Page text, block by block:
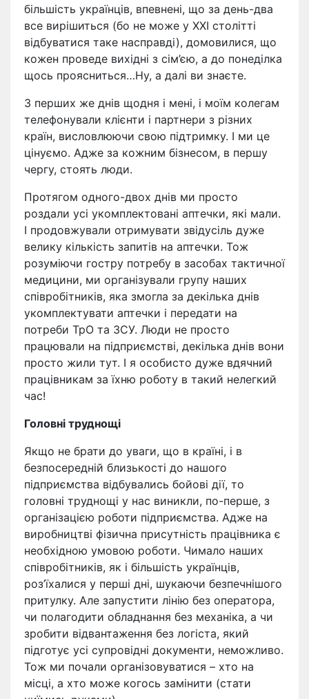
більшість українців, впевнені, що за день-два
все вирішиться (бо не може у ХХІ столітті
відбуватися таке насправді), домовилися, що
кожен проведе вихідні з сім’єю, а до понеділка
щось проясниться…Ну, а далі ви знаєте.
З перших же днів щодня і мені, і моїм колегам
телефонували клієнти і партнери з різних
країн, висловлюючи свою підтримку. І ми це
цінуємо. Адже за кожним бізнесом, в першу
чергу, стоять люди.
Протягом одного-двох днів ми просто
роздали усі укомплектовані аптечки, які мали.
І продовжували отримувати звідусіль дуже
велику кількість запитів на аптечки. Тож
розуміючи гостру потребу в засобах тактичної
медицини, ми організували групу наших
співробітників, яка змогла за декілька днів
укомплектувати аптечки і передати на
потреби ТрО та ЗСУ. Люди не просто
працювали на підприємстві, декілька днів вони
просто жили тут. І я особисто дуже вдячний
працівникам за їхню роботу в такий нелегкий
час!
Головні труднощі
Якщо не брати до уваги, що в країні, і в
безпосередній близькості до нашого
підприємства відбувались бойові дії, то
головні труднощі у нас виникли, по-перше, з
організацією роботи підприємства. Адже на
виробництві фізична присутність працівника є
необхідною умовою роботи. Чимало наших
співробітників, як і більшість українців,
роз’їхалися у перші дні, шукаючи безпечнішого
притулку. Але запустити лінію без оператора,
чи полагодити обладнання без механіка, а чи
зробити відвантаження без логіста, який
підготує усі супровідні документи, неможливо.
Тож ми почали організовуватися – хто на
місці, а хто може когось замінити (стати